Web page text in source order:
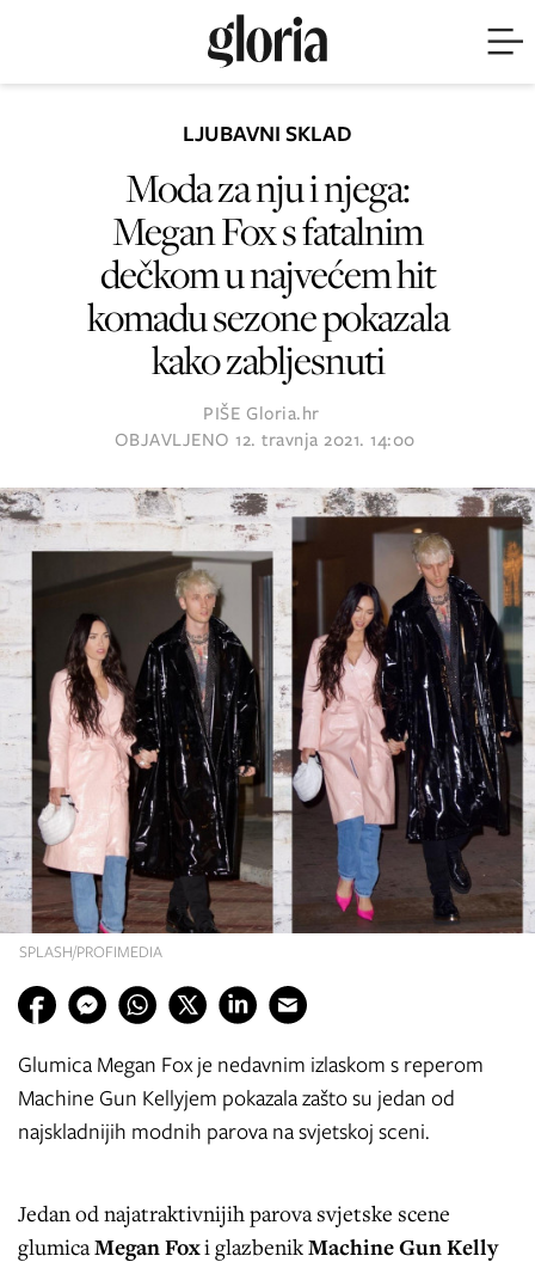
SPLASH/PROFIMEDIA
LJUBAVNI SKLAD
Moda za nju i njega:
Megan Fox s fatalnim
dečkom u najvećem hit
komadu sezone pokazala
kako zabljesnuti
PIŠE Gloria.hr
OBJAVLJENO 12. travnja 2021. 14:00
Glumica Megan Fox je nedavnim izlaskom s reperom
Machine Gun Kellyjem pokazala zašto su jedan od
najskladnijih modnih parova na svjetskoj sceni.
Jedan od najatraktivnijih parova svjetske scene
glumicaMegan Foxi glazbenikMachine Gun Kelly